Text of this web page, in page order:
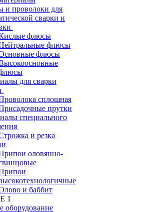
и проволоки для
сварки и
флюсы
флюсы
флюсы
для сварки
сплошная
прутки
специального
и резка
оловянно-
и баббит
1